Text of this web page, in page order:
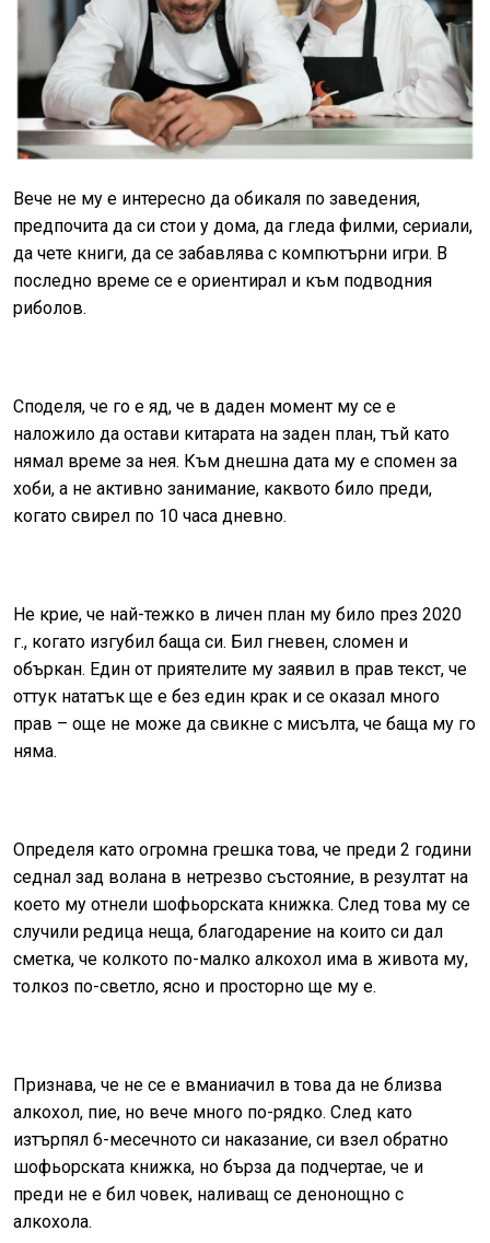
Вече не му е интересно да обикаля по заведения,
предпочита да си стои у дома, да гледа филми, сериали,
да чете книги, да се забавлява с компютърни игри. В
последно време се е ориентирал и към подводния
риболов.
Споделя, че го е яд, че в даден момент му се е
наложило да остави китарата на заден план, тъй като
нямал време за нея. Към днешна дата му е спомен за
хоби, а не активно занимание, каквото било преди,
когато свирел по 10 часа дневно.
Не крие, че най-тежко в личен план му било през 2020
г., когато изгубил баща си. Бил гневен, сломен и
объркан. Един от приятелите му заявил в прав текст, че
оттук нататък ще е без един крак и се оказал много
прав – още не може да свикне с мисълта, че баща му го
няма.
Определя като огромна грешка това, че преди 2 години
седнал зад волана в нетрезво състояние, в резултат на
което му отнели шофьорската книжка. След това му се
случили редица неща, благодарение на които си дал
сметка, че колкото по-малко алкохол има в живота му,
толкоз по-светло, ясно и просторно ще му е.
Признава, че не се е вманиачил в това да не близва
алкохол, пие, но вече много по-рядко. След като
изтърпял 6-месечното си наказание, си взел обратно
шофьорската книжка, но бърза да подчертае, че и
преди не е бил човек, наливащ се денонощно с
алкохола.